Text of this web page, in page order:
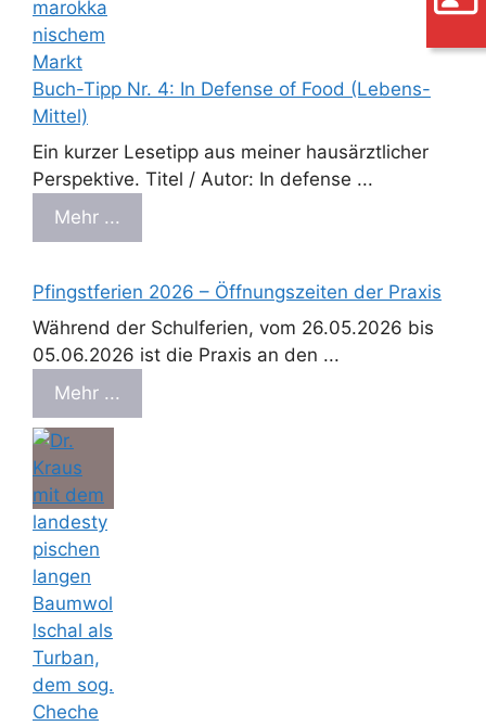
Buch-Tipp Nr. 4: In Defense of Food (Lebens-
Mittel)
Ein kurzer Lesetipp aus meiner hausärztlicher
Perspektive. Titel / Autor: In defense ...
Mehr ...
Pfingstferien 2026 – Öffnungszeiten der Praxis
Während der Schulferien, vom 26.05.2026 bis
05.06.2026 ist die Praxis an den ...
Mehr ...